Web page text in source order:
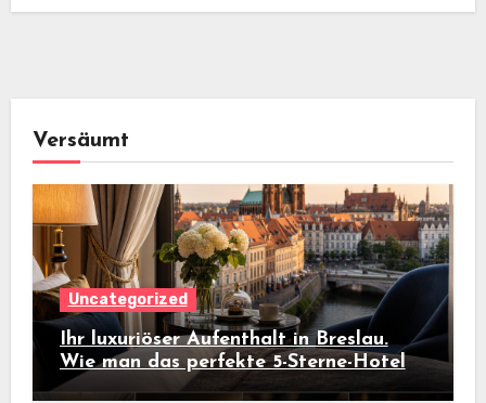
Versäumt
Uncategorized
Ihr luxuriöser Aufenthalt in Breslau.
Wie man das perfekte 5-Sterne-Hotel
auswählt